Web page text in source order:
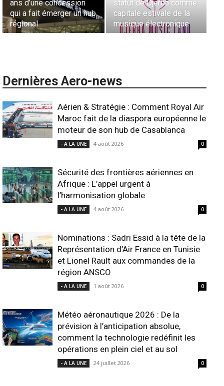
ans d’une concession
qui a fait émerger un hub
régional
statut de Djerba comme
capitale estivale de la
musique électronique
Dernières Aero-news
Aérien & Stratégie : Comment Royal Air
Maroc fait de la diaspora européenne le
moteur de son hub de Casablanca
- A LA UNE 4 août 2026 0
Sécurité des frontières aériennes en
Afrique : L’appel urgent à
l’harmonisation globale
- A LA UNE 4 août 2026 0
Nominations : Sadri Essid à la tête de la
Représentation d’Air France en Tunisie
et Lionel Rault aux commandes de la
région ANSCO
- A LA UNE 1 août 2026 0
Météo aéronautique 2026 : De la
prévision à l’anticipation absolue,
comment la technologie redéfinit les
opérations en plein ciel et au sol
- A LA UNE 24 juillet 2026 0